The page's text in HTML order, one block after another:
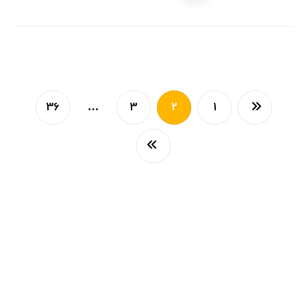
1
2
3
…
36